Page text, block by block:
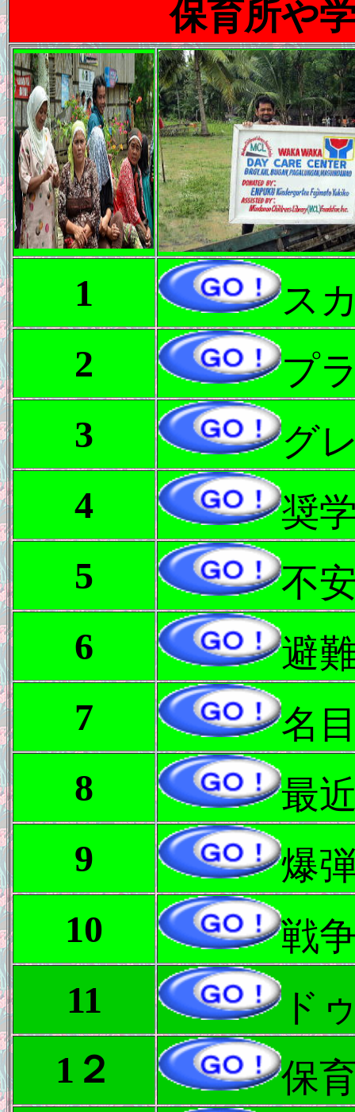
保育所や
1
ス
2
プ
3
グ
4
奨
5
不
6
避
7
名
8
最
9
爆
10
戦
11
ド
1２
保